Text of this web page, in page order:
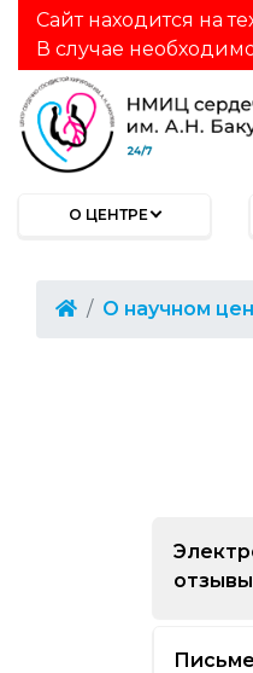
Сайт находится на
В случае
О ЦЕНТРЕ
О научном
отзывы